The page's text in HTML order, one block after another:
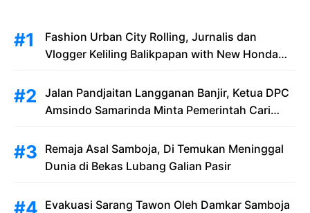
Fashion Urban City Rolling, Jurnalis dan
Vlogger Keliling Balikpapan with New Honda
Jalan Pandjaitan Langganan Banjir, Ketua DPC
Amsindo Samarinda Minta Pemerintah Cari
Masyarakat Terjebak Banjir
Remaja Asal Samboja, Di Temukan Meninggal
Dunia di Bekas Lubang Galian Pasir
Evakuasi Sarang Tawon Oleh Damkar Samboja